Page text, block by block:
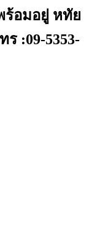
ร้อมอยู่ หทัย
:09-5353-